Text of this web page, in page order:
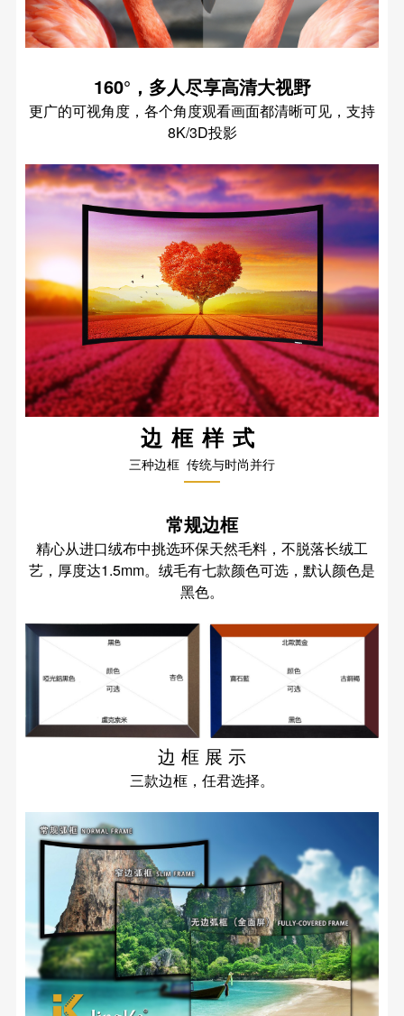
160°，多人尽享高清大视野
更广的可视角度，各个角度观看画面都清晰可见，支持
8K/3D投影
边框样式
三种边框 传统与时尚并行
常规边框
精心从进口绒布中挑选环保天然毛料，不脱落长绒工
艺，厚度达1.5mm。绒毛有七款颜色可选，默认颜色是
黑色。
边 框 展 示
三款边框，任君选择。